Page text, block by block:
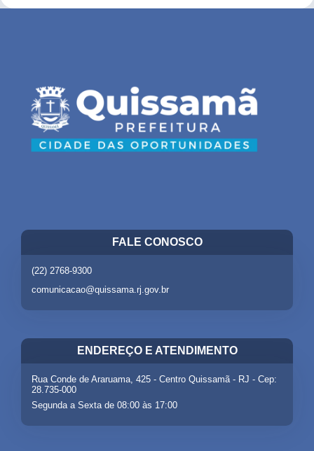
FALE CONOSCO
(22) 2768-9300
comunicacao@quissama.rj.gov.br
ENDEREÇO E ATENDIMENTO
Rua Conde de Araruama, 425 - Centro Quissamã - RJ - Cep:
28.735-000
Segunda a Sexta de 08:00 às 17:00